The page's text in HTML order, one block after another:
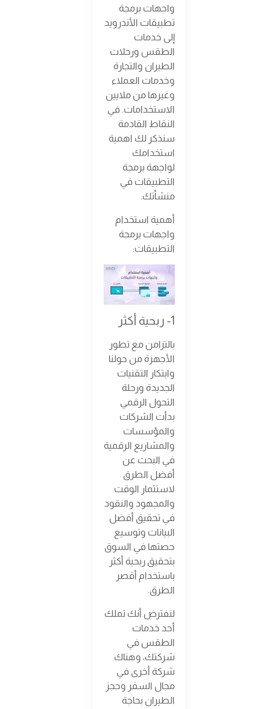
واجهات برمجة
تطبيقات الأندرويد
إلى خدمات
الطقس ورحلات
الطيران والتجارة
وخدمات العملاء
وغيرها من ملايين
الاستخدامات. في
النقاط القادمة
سنذكر لك اهمية
استخدامك
لواجهة برمجة
التطبيقات في
منشأتك.
أهمية استخدام
واجهات برمجة
التطبيقات:
1- ربحية أكثر
بالتزامن مع تطور
الأجهزة من حولنا
وابتكار التقنيات
الجديدة ورحلة
التحول الرقمي
بدأت الشركات
والمؤسسات
والمشاريع الرقمية
في البحث عن
أفضل الطرق
لاستثمار الوقت
والمجهود والنقود
في تحقيق أفضل
البيانات وتوسيع
حصتها في السوق
بتحقيق ربحية أكثر
باستخدام أقصر
الطرق.
لنفترض أنك تملك
أحد خدمات
الطقس في
شركتك، وهناك
شركة أخرى في
مجال السفر وحجز
الطيران بحاجة